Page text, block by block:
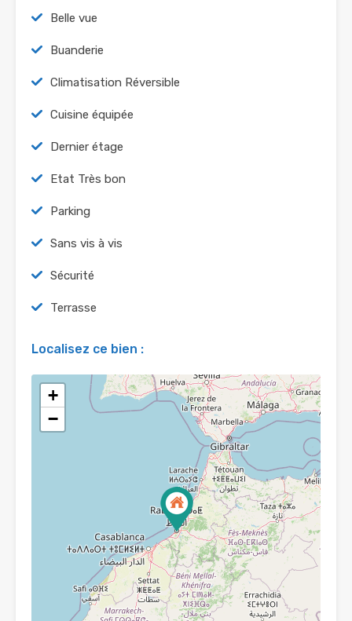
Belle vue
Buanderie
Climatisation Réversible
Cuisine équipée
Dernier étage
Etat Très bon
Parking
Sans vis à vis
Sécurité
Terrasse
Localisez ce bien :
+
−